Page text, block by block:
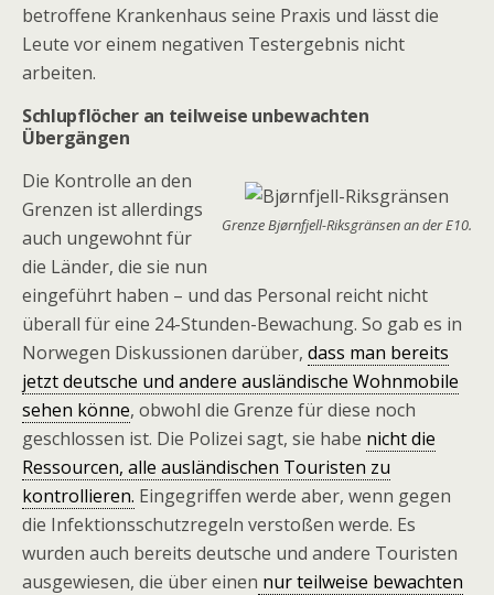
betroffene Krankenhaus seine Praxis und lässt die
Leute vor einem negativen Testergebnis nicht
arbeiten.
Schlupflöcher an teilweise unbewachten
Übergängen
Grenze Bjørnfjell-Riksgränsen an der E10.
Die Kontrolle an den
Grenzen ist allerdings
auch ungewohnt für
die Länder, die sie nun
eingeführt haben – und das Personal reicht nicht
überall für eine 24-Stunden-Bewachung. So gab es in
Norwegen Diskussionen darüber, dass man bereits
jetzt deutsche und andere ausländische Wohnmobile
sehen könne, obwohl die Grenze für diese noch
geschlossen ist. Die Polizei sagt, sie habe nicht die
Ressourcen, alle ausländischen Touristen zu
kontrollieren. Eingegriffen werde aber, wenn gegen
die Infektionsschutzregeln verstoßen werde. Es
wurden auch bereits deutsche und andere Touristen
ausgewiesen, die über einen nur teilweise bewachten